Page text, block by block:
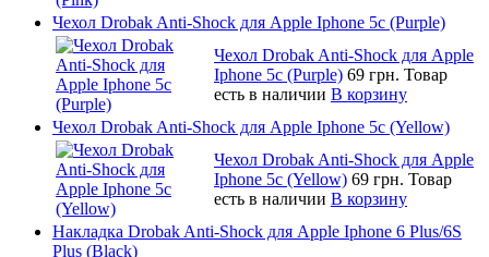
Чехол Drobak Anti-Shock для Apple Iphone 5c (Purple)
Чехол Drobak Anti-Shock для Apple
Iphone 5c (Purple) 69 грн. Товар
есть в наличии В корзину
Чехол Drobak Anti-Shock для Apple Iphone 5c (Yellow)
Чехол Drobak Anti-Shock для Apple
Iphone 5c (Yellow) 69 грн. Товар
есть в наличии В корзину
Накладка Drobak Anti-Shock для Apple Iphone 6 Plus/6S
Plus (Black)